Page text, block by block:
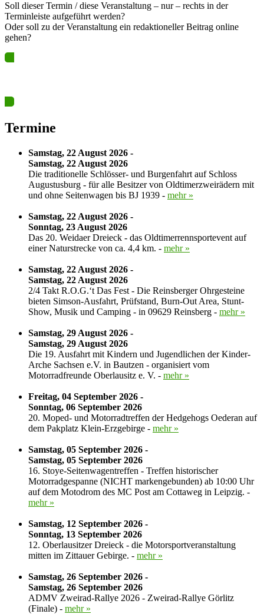
Soll dieser Termin / diese Veranstaltung – nur – rechts in der
Terminleiste aufgeführt werden?
Oder soll zu der Veranstaltung ein redaktioneller Beitrag online
gehen?
Termine
Samstag, 22 August 2026 -
Samstag, 22 August 2026
Die traditionelle Schlösser- und Burgenfahrt auf Schloss
Augustusburg - für alle Besitzer von Oldtimerzweirädern mit
und ohne Seitenwagen bis BJ 1939 - mehr »
Samstag, 22 August 2026 -
Sonntag, 23 August 2026
Das 20. Weidaer Dreieck - das Oldtimerrennsportevent auf
einer Naturstrecke von ca. 4,4 km. - mehr »
Samstag, 22 August 2026 -
Samstag, 22 August 2026
2/4 Takt R.O.G.‘t Das Fest - Die Reinsberger Ohrgesteine
bieten Simson-Ausfahrt, Prüfstand, Burn-Out Area, Stunt-
Show, Musik und Camping - in 09629 Reinsberg - mehr »
Samstag, 29 August 2026 -
Samstag, 29 August 2026
Die 19. Ausfahrt mit Kindern und Jugendlichen der Kinder-
Arche Sachsen e.V. in Bautzen - organisiert vom
Motorradfreunde Oberlausitz e. V. - mehr »
Freitag, 04 September 2026 -
Sonntag, 06 September 2026
20. Moped- und Motorradtreffen der Hedgehogs Oederan auf
dem Pakplatz Klein-Erzgebirge - mehr »
Samstag, 05 September 2026 -
Samstag, 05 September 2026
16. Stoye-Seitenwagentreffen - Treffen historischer
Motorradgespanne (NICHT markengebunden) ab 10:00 Uhr
auf dem Motodrom des MC Post am Cottaweg in Leipzig. -
mehr »
Samstag, 12 September 2026 -
Sonntag, 13 September 2026
12. Oberlausitzer Dreieck - die Motorsportveranstaltung
mitten im Zittauer Gebirge. - mehr »
Samstag, 26 September 2026 -
Samstag, 26 September 2026
ADMV Zweirad-Rallye 2026 - Zweirad-Rallye Görlitz
(Finale) - mehr »